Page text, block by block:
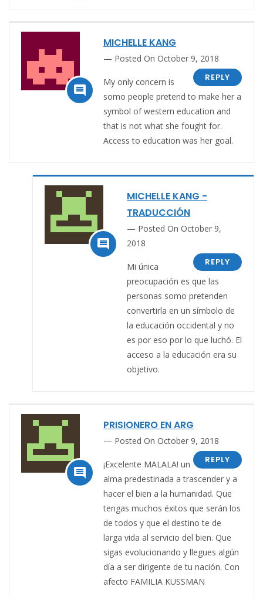

MICHELLE KANG
Posted On October 9, 2018
REPLY
My only concern is
somo people pretend to make her a
symbol of western education and
that is not what she fought for.
Access to education was her goal.

MICHELLE KANG -
TRADUCCIÓN
Posted On October 9,
2018
REPLY
Mi única
preocupación es que las
personas somo pretenden
convertirla en un símbolo de
la educación occidental y no
es por eso por lo que luchó. El
acceso a la educación era su
objetivo.

PRISIONERO EN ARG
Posted On October 9, 2018
REPLY
¡Excelente MALALA! un
alma predestinada a trascender y a
hacer el bien a la humanidad. Que
tengas muchos éxitos que serán los
de todos y que el destino te de
larga vida al servicio del bien. Que
sigas evolucionando y llegues algún
día a ser dirigente de tu nación. Con
afecto FAMILIA KUSSMAN